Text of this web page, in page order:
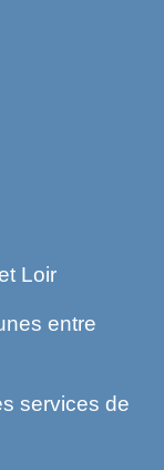
Loir
entre
services de